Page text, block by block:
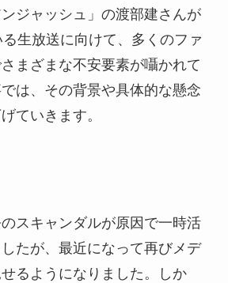
ジャッシュ」の渡部建さんが
生放送に向けて、多くのファ
まざまな不安要素が囁かれて
は、その背景や具体的な懸念
ていきます。
スキャンダルが原因で一時活
たが、最近になって再びメデ
るようになりました。しか